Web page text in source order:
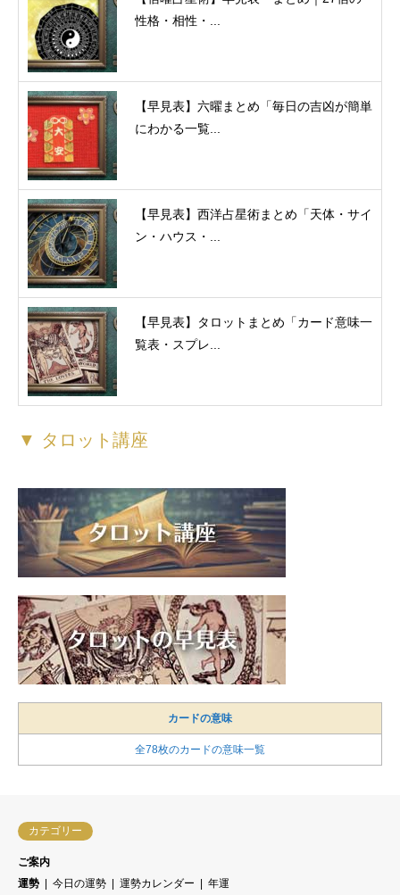
性格・相性・...
【早見表】六曜まとめ「毎日の吉凶が簡単
にわかる一覧...
【早見表】西洋占星術まとめ「天体・サイ
ン・ハウス・...
【早見表】タロットまとめ「カード意味一
覧表・スプレ...
▼ タロット講座
カードの意味
全78枚のカードの意味一覧
カテゴリー
ご案内
運勢
今日の運勢 運勢カレンダー 年運